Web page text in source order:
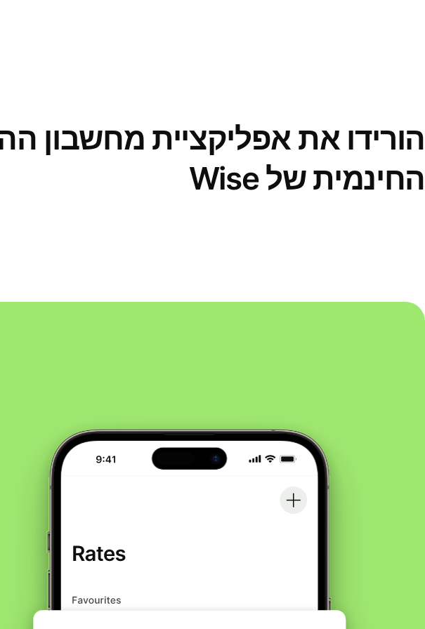
הורידו את אפליקציית מחשבון
החינמית של Wise